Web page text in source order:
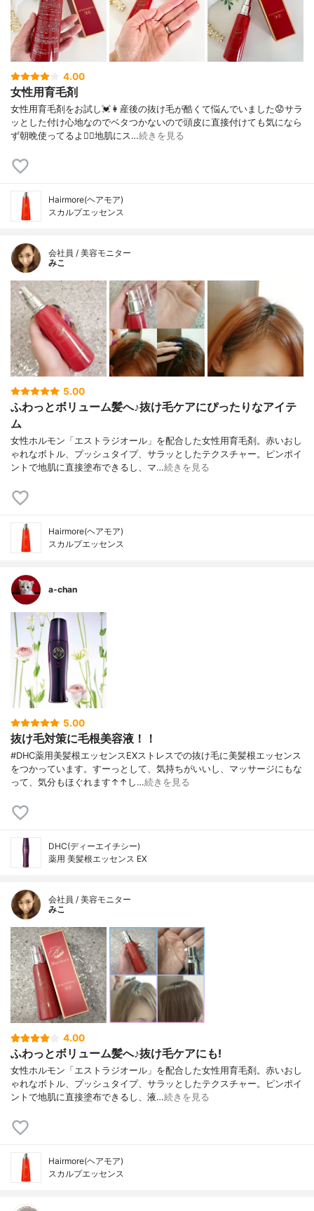
4.00
女性用育毛剤
女性用育毛剤をお試し💓👩産後の抜け毛が酷くて悩んでいました😟サラ
ッとした付け心地なのでベタつかないので頭皮に直接付けても気になら
ず朝晩使ってるよ🙆‍♀️地肌にス…続きを見る
Hairmore(ヘアモア)
スカルプエッセンス
会社員 / 美容モニター
みこ
5.00
ふわっとボリューム髪へ♪抜け毛ケアにぴったりなアイテ
ム
女性ホルモン「エストラジオール」を配合した女性用育毛剤。赤いおし
ゃれなボトル、プッシュタイプ、サラッとしたテクスチャー。ピンポイ
ントで地肌に直接塗布できるし、マ…続きを見る
Hairmore(ヘアモア)
スカルプエッセンス
a-chan
5.00
抜け毛対策に毛根美容液！！
#DHC薬用美髪根エッセンスEXストレスでの抜け毛に美髪根エッセンス
をつかっています。すーっとして、気持ちがいいし、マッサージにもな
って、気分もほぐれます↑↑し…続きを見る
DHC(ディーエイチシー)
薬用 美髪根エッセンス EX
会社員 / 美容モニター
みこ
4.00
ふわっとボリューム髪へ♪抜け毛ケアにも!
女性ホルモン「エストラジオール」を配合した女性用育毛剤。赤いおし
ゃれなボトル、プッシュタイプ、サラッとしたテクスチャー。ピンポイ
ントで地肌に直接塗布できるし、液…続きを見る
Hairmore(ヘアモア)
スカルプエッセンス